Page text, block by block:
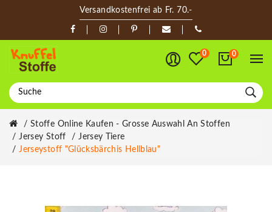
Versandkostenfrei ab Fr. 70.-
0 0
Stoffe Online Kaufen - Grosse Auswahl An Stoffen
Jersey Stoff
Jersey Tiere
Jerseystoff "Glücksbärchis Hellblau"